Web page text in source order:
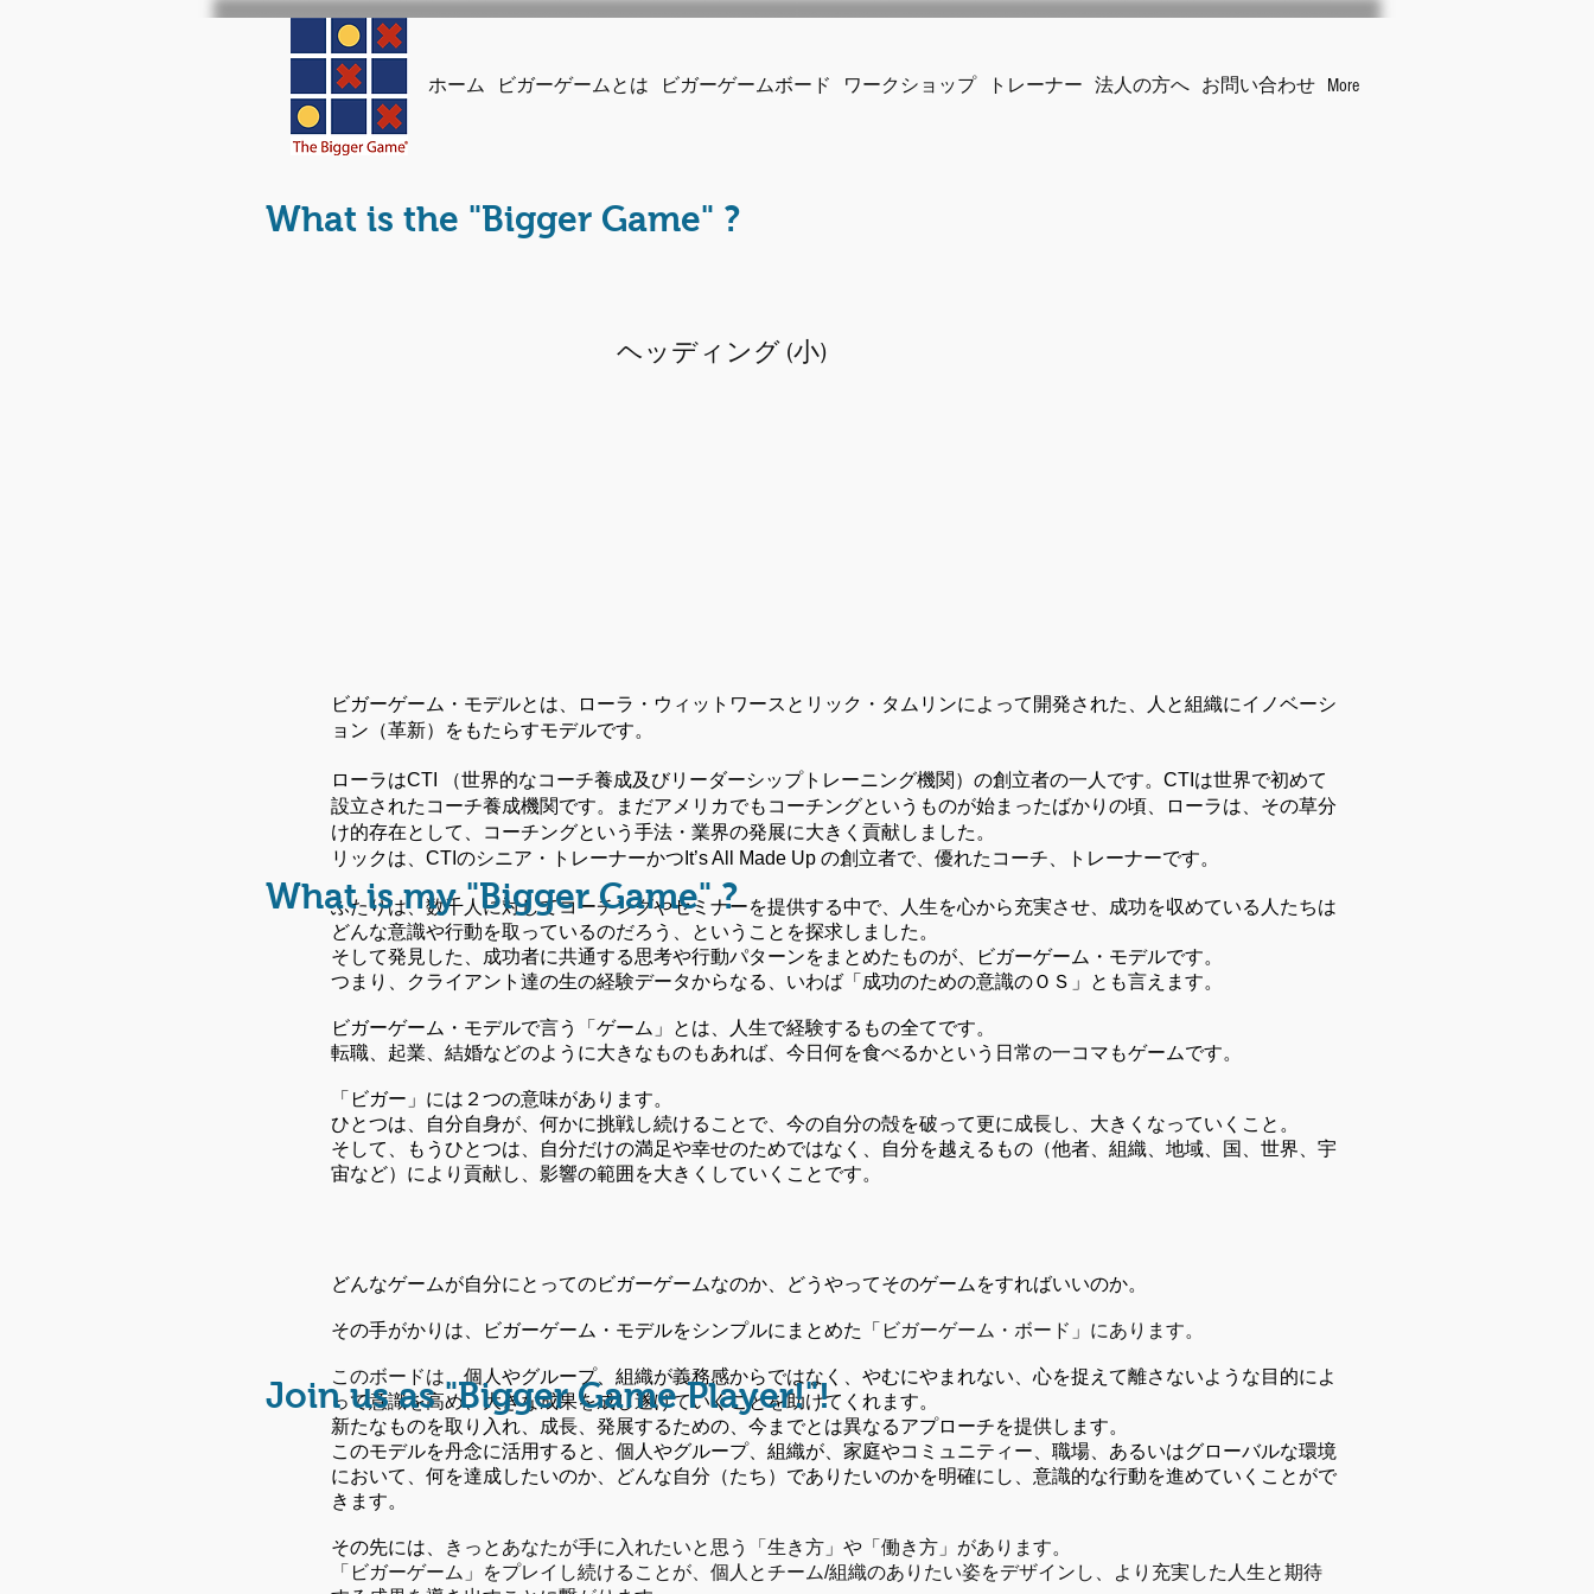
ホーム ビガーゲームとは ビガーゲームボード ワークショップ トレーナー 法人の方へ お問い合わせ More
What is the "Bigger Game" ?
ヘッディング (小)
ビガーゲーム・モデルとは、ローラ・ウィットワースとリック・タムリンによって開発された、人と組織にイノベーシ
ョン（革新）をもたらすモデルです。
ローラはCTI （世界的なコーチ養成及びリーダーシップトレーニング機関）の創立者の一人です。CTIは世界で初めて
設立されたコーチ養成機関です。まだアメリカでもコーチングというものが始まったばかりの頃、ローラは、その草分
け的存在として、コーチングという手法・業界の発展に大きく貢献しました。
リックは、CTIのシニア・トレーナーかつIt’s All Made Up の創立者で、優れたコーチ、トレーナーです。
ふたりは、数千人に対してコーチングやセミナーを提供する中で、
人生を心から充実させ、成功を収めている人たちは
どんな意識や行動を取っているのだろう、ということを探求しました。
そして発見した、成功者に共通する思考や行動パターンをまとめたものが、ビガーゲーム・モデルです。
つまり、
クライアント達の生の経験データからなる、 いわば「成功のための意識のＯＳ」とも言えます。
ビガーゲーム・モデルで言う「ゲーム」とは、人生で経験するもの全てです。
転職、起業、結婚などのように大きなものもあれば、今日何を食べるかという日常の一コマもゲームです。
「ビガー」には２つの意味があります。
ひとつは、自分自身が、何かに挑戦し続けることで、今の自分の殻を破って更に成長し、大きくなっていくこと。
そして、もうひとつは、自分だけの満足や幸せのためではなく、自分を越えるもの（他者、組織、地域、国、世界、宇
宙など）により貢献し、影響の範囲を大きくしていくことです。
どんなゲームが自分にとってのビガーゲームなのか、どうやってそのゲームをすればいいのか。
その手がかりは、ビガーゲーム・モデルをシンプルにまとめた「 ビガーゲーム・ボード」にあります。
このボードは、 個人やグループ、組織が義務感からではなく、やむにやまれない、心を捉えて離さないような目的によ
って意識を高め、大きな成果を成し遂げていくことを助けてくれます。
新たなものを取り入れ、成長、発展するための、今までとは異なるアプローチを提供します。
このモデルを丹念に活用すると、個人やグループ、組織が、家庭やコミュニティー、職場、あるいはグローバルな環境
において、何を達成したいのか、どんな自分（たち）でありたいのかを明確にし、意識的な行動を進めていくことがで
きます。
その先には、
きっとあなたが手に入れたいと思う「生き方」や「働き方」があります。
「ビガーゲーム」をプレイし続けることが、個人とチーム/組織のありたい姿をデザインし、より充実した人生と期待
​Join us as "Bigger Game Player!"!
What is my "Bigger Game" ?